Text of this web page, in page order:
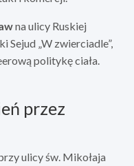
na ulicy Ruskiej
„W zwierciadle”,
politykę ciała.
przez
ulicy św. Mikołaja